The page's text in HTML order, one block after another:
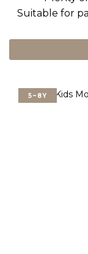
Suitable for
5~8Y